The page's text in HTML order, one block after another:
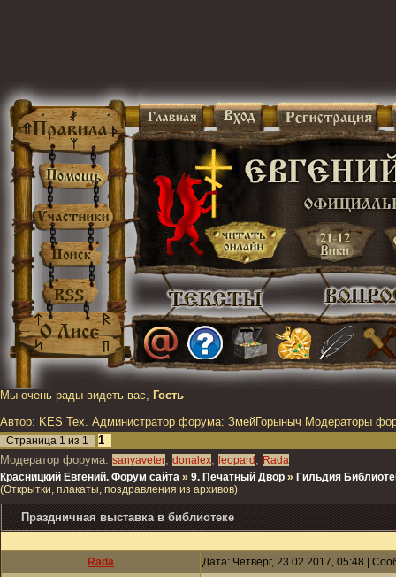
Мы очень рады видеть вас, Гость
Автор: KES Тех. Администратор форума: ЗмейГорыныч Модераторы
Страница 1 из 1
1
Модератор форума: sanyaveter, donalex, leopard , Rada
Красницкий Евгений. Форум сайта » 9. Печатный Двор » Гильдия
(Открытки, плакаты, поздравления из архивов)
Праздничная выставка в библиотеке
Rada Дата: Четверг, 23.02.2017, 05:48 |